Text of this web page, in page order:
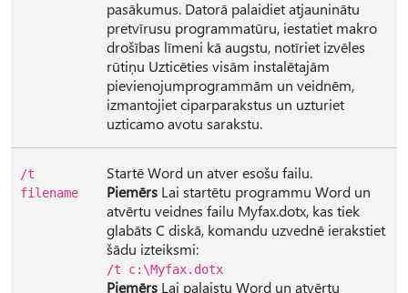
pasākumus. Datorā palaidiet atjauninātu
pretvīrusu programmatūru, iestatiet makro
drošības līmeni kā augstu, notīriet izvēles
rūtiņu Uzticēties visām instalētajām
pievienojumprogrammām un veidnēm,
izmantojiet ciparparakstus un uzturiet
uzticamo avotu sarakstu.
/t
filename
Startē Word un atver esošu failu.
Piemērs Lai startētu programmu Word un
atvērtu veidnes failu Myfax.dotx, kas tiek
glabāts C diskā, komandu uzvednē ierakstiet
šādu izteiksmi:
/t c:\Myfax.dotx
Piemērs Lai palaistu Word un atvērtu